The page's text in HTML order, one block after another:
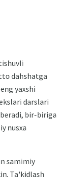
dahshatga
yaxshi
darslari
bir-biriga
nusxa
samimiy
Ta'kidlash